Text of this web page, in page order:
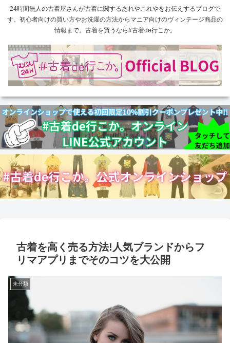
24時間無人の古着屋さんが古着に関するあれやこれやをお伝えするブログで
す。初心者向けの買い方やお洗濯の方法からマニア向けのヴィンテージ商品の
情報まで。古着を買うなら#古着de行こか。
古着を高く売る方法!人気ブランドからフ
リマアプリまでそのコツを大公開
未分類